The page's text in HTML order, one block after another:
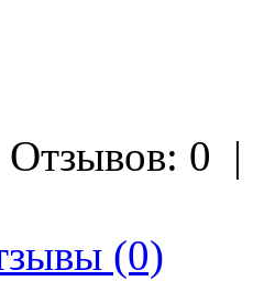
Отзывов: 0
(0)